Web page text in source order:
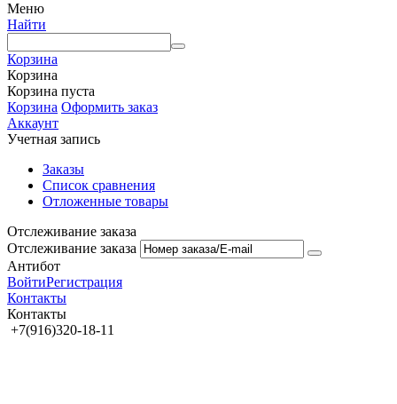
Меню
Найти
Корзина
Корзина
Корзина пуста
Корзина Оформить заказ
Аккаунт
Учетная запись
Заказы
Список сравнения
Отложенные товары
Отслеживание заказа
Отслеживание заказа
Антибот
ВойтиРегистрация
Контакты
Контакты
+7(916)320-18-11